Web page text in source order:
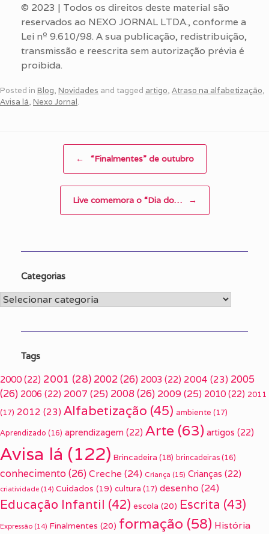
© 2023 | Todos os direitos deste material são
reservados ao NEXO JORNAL LTDA., conforme a
Lei nº 9.610/98. A sua publicação, redistribuição,
transmissão e reescrita sem autorização prévia é
proibida.
Posted in Blog, Novidades and tagged artigo, Atraso na alfabetização,
Avisa lá, Nexo Jornal.
← “Finalmentes” de outubro
Live comemora o “Dia do… →
Categorias
Categorias
Tags
2000 (22) 2001 (28) 2002(26) 2003 (22) 2004 (23) 2005
(26) 2006 (22) 2007 (25) 2008(26) 2009(25) 2010 (22) 2011
(17) 2012 (23) Alfabetização (45) ambiente (17)
Aprendizado (16) aprendizagem (22) Arte (63) artigos (22)
Avisa lá (122) Brincadeira (18) brincadeiras (16)
conhecimento(26) Creche (24) Criança (15) Crianças (22)
criatividade (14) Cuidados (19) cultura (17) desenho (24)
Educação Infantil (42) escola (20) Escrita (43)
Expressão (14) Finalmentes (20) formação (58) História